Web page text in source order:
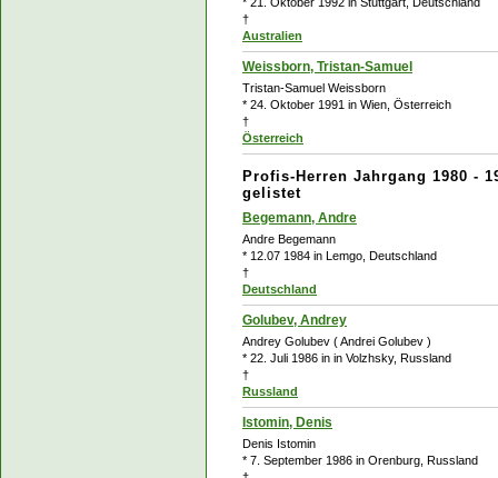
†
Australien
Weissborn, Tristan-Samuel
Tristan-Samuel Weissborn
* 24. Oktober 1991 in Wien, Österreich
†
Österreich
Profis-Herren Jahrgang 1980 -
gelistet
Begemann, Andre
Andre Begemann
* 12.07 1984 in Lemgo, Deutschland
†
Deutschland
Golubev, Andrey
Andrey Golubev ( Andrei Golubev )
* 22. Juli 1986 in in Volzhsky, Russland
†
Russland
Istomin, Denis
Denis Istomin
* 7. September 1986 in Orenburg, Russland